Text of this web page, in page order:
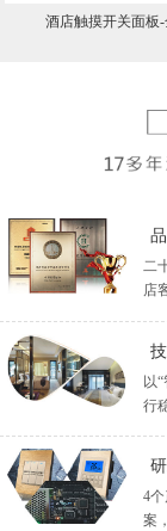
酒店触摸开关面板
二
店
以
行
4
案